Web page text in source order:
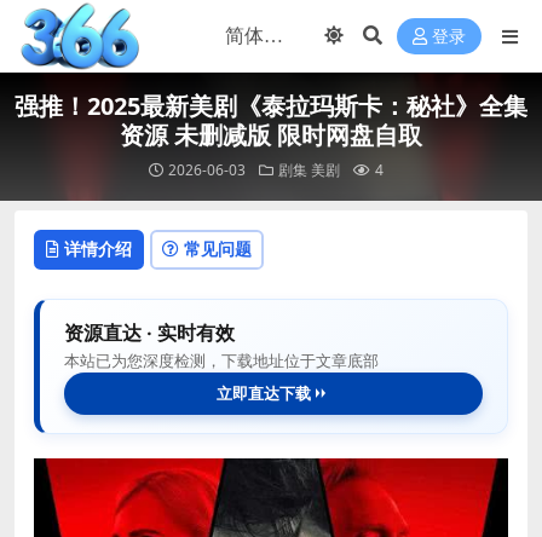
登录
强推！2025最新美剧《泰拉玛斯卡：秘社》全集
资源 未删减版 限时网盘自取
2026-06-03 剧集美剧 4
详情介绍 常见问题
资源直达 · 实时有效
本站已为您深度检测，下载地址位于文章底部
立即直达下载